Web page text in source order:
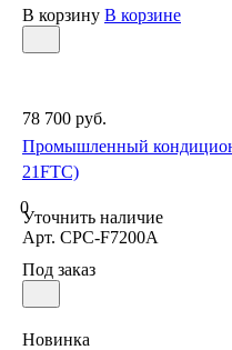
В корзину В корзине
78 700 руб.
Промышленный
21FTC)
0
Уточнить наличие
Арт. CPC-F7200A
Под заказ
Новинка